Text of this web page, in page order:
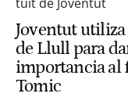
Joventut
de Llull para
importancia al
Tomic